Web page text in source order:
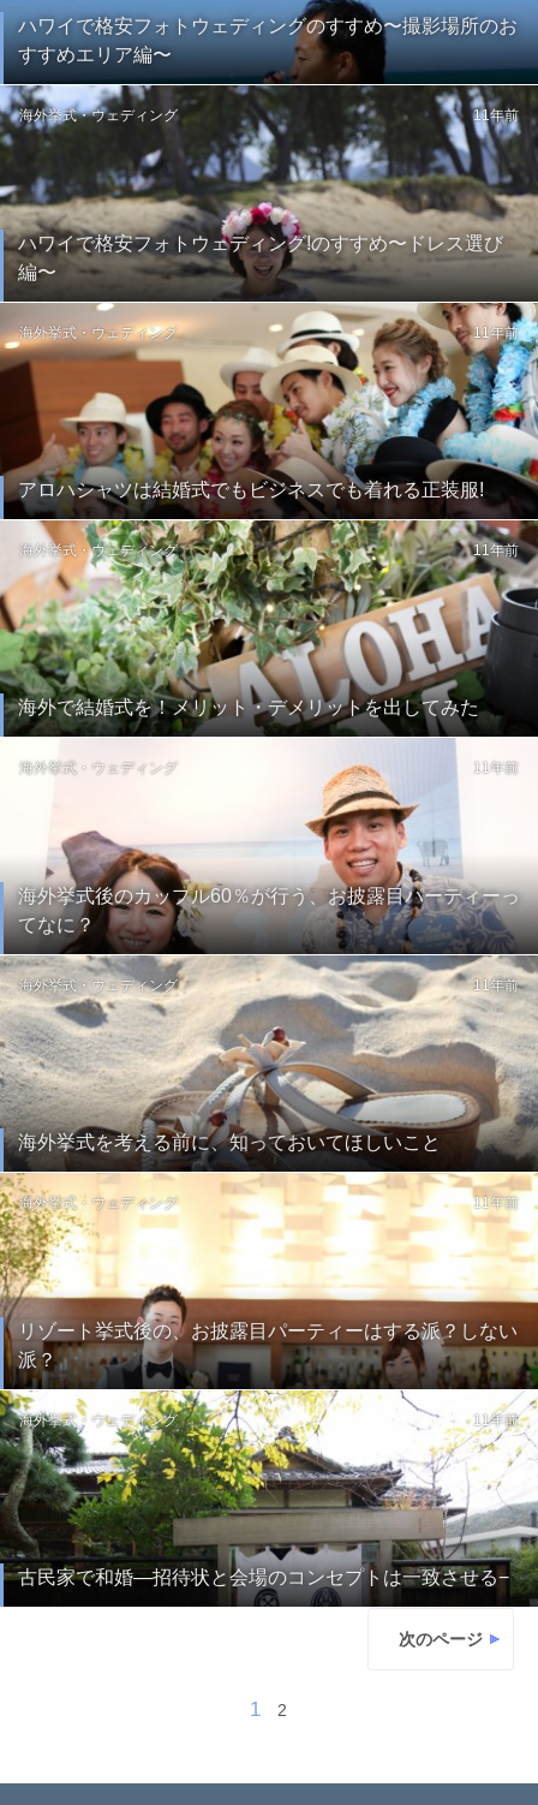
ハワイで格安フォトウェディングのすすめ〜撮影場所のお
すすめエリア編〜
ハワイで格安フォトウェディング!のすすめ〜ドレス選び
編〜
海外挙式・ウェディング 11年前
アロハシャツは結婚式でもビジネスでも着れる正装服!
海外挙式・ウェディング 11年前
海外で結婚式を！メリット・デメリットを出してみた
海外挙式・ウェディング 11年前
海外挙式後のカップル60％が行う、お披露目パーティーっ
てなに？
海外挙式・ウェディング 11年前
海外挙式を考える前に、知っておいてほしいこと
海外挙式・ウェディング 11年前
リゾート挙式後の、お披露目パーティーはする派？しない
派？
海外挙式・ウェディング 11年前
古民家で和婚—招待状と会場のコンセプトは一致させる−
海外挙式・ウェディング 11年前
1 2
次のページ